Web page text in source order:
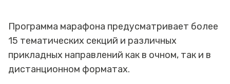
Программа марафона предусматривает более
15 тематических секций и различных
прикладных направлений как в очном, так и в
дистанционном форматах.